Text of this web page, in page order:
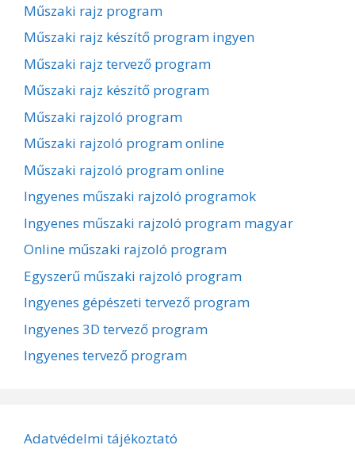
Műszaki rajz program
Műszaki rajz készítő program ingyen
Műszaki rajz tervező program
Műszaki rajz készítő program
Műszaki rajzoló program
Műszaki rajzoló program online
Műszaki rajzoló program online
Ingyenes műszaki rajzoló programok
Ingyenes műszaki rajzoló program magyar
Online műszaki rajzoló program
Egyszerű műszaki rajzoló program
Ingyenes gépészeti tervező program
Ingyenes 3D tervező program
Ingyenes tervező program
Adatvédelmi tájékoztató